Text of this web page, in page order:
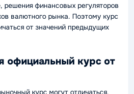
решения финансовых регуляторов
валютного рынка. Поэтому курс
от значений предыдущих
официальный курс от
курс могут отличаться.